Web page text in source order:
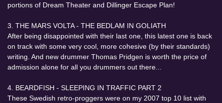
portions of Dream Theater and Dillinger Escape Plan!
3. THE MARS VOLTA - THE BEDLAM IN GOLIATH
After being disappointed with their last one, this latest one is back
on track with some very cool, more cohesive (by their standards)
writing. And new drummer Thomas Pridgen is worth the price of
admission alone for all you drummers out there...
4. BEARDFISH - SLEEPING IN TRAFFIC PART 2
These Swedish retro-proggers were on my 2007 top 10 list with